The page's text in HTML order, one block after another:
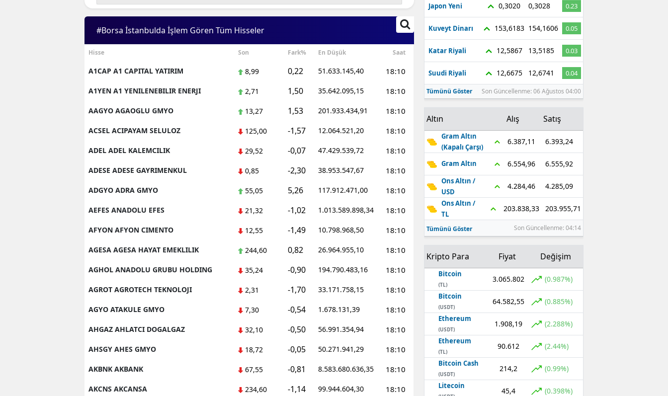
#Borsa İstanbulda İşlem Gören Tüm Hisseler
Hisse Son Fark% En Düşük Saat
A1CAP A1 CAPITAL YATIRIM 8,99 0,22 51.633.145,40 18:10
A1YEN A1 YENILENEBILIR ENERJI 2,71 1,50 35.642.095,15 18:10
AAGYO AGAOGLU GMYO 13,27 1,53 201.933.434,91 18:10
ACSEL ACIPAYAM SELULOZ 125,00 -1,57 12.064.521,20 18:10
ADEL ADEL KALEMCILIK 29,52 -0,07 47.429.539,72 18:10
ADESE ADESE GAYRIMENKUL 0,85 -2,30 38.953.547,67 18:10
ADGYO ADRA GMYO 55,05 5,26 117.912.471,00 18:10
AEFES ANADOLU EFES 21,32 -1,02 1.013.589.898,34 18:10
AFYON AFYON CIMENTO 12,55 -1,49 10.798.968,50 18:10
AGESA AGESA HAYAT EMEKLILIK 244,60 0,82 26.964.955,10 18:10
AGHOL ANADOLU GRUBU HOLDING 35,24 -0,90 194.790.483,16 18:10
AGROT AGROTECH TEKNOLOJI 2,31 -1,70 33.171.758,15 18:10
AGYO ATAKULE GMYO 7,30 -0,54 1.678.131,39 18:10
AHGAZ AHLATCI DOGALGAZ 32,10 -0,50 56.991.354,94 18:10
AHSGY AHES GMYO 18,72 -0,05 50.271.941,29 18:10
AKBNK AKBANK 67,55 -0,81 8.583.680.636,35 18:10
AKCNS AKCANSA 234,60 -1,14 99.944.604,30 18:10
Japon Yeni 0,3020 0,3028 0.23
Kuveyt Dinarı 153,6183 154,1606 0.05
Katar Riyali 12,5867 13,5185 0.03
Suudi Riyali 12,6675 12,6741 0.04
Tümünü Göster Son Güncellenme: 06 Ağustos 04:00
Altın Alış Satış
Gram Altın
(Kapalı Çarşı)
6.387,11 6.393,24
Gram Altın 6.554,96 6.555,92
Ons Altın /
USD
4.284,46 4.285,09
Ons Altın /
TL
203.838,33 203.955,71
Tümünü Göster Son Güncellenme: 04:14
Kripto Para Fiyat Değişim
Bitcoin
(TL)
3.065.802 (0.987%)
Bitcoin
(USDT)
64.582,55 (0.885%)
Ethereum
(USDT)
1.908,19 (2.288%)
Ethereum
(TL)
90.612 (2.44%)
Bitcoin Cash
(USDT)
214,2 (0.99%)
Litecoin
45,4 (0.398%)